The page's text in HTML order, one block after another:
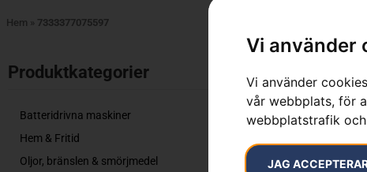
Vi använder
Vi använder
vår webbplats, för
webbplatstrafik
JAG
Hem » 7333377075597
Produktkategorier​
Batteridrivna maskiner
Hem & Fritid
Oljor, bränslen & smörjmedel
Endast ett